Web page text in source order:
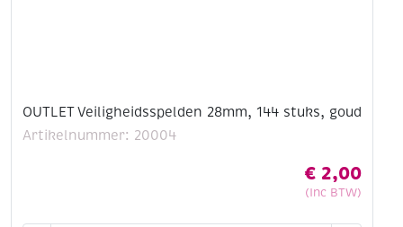
OUTLET Veiligheidsspelden 28mm, 144 stuks, goud
Artikelnummer: 20004
€ 2,00
(Inc BTW)